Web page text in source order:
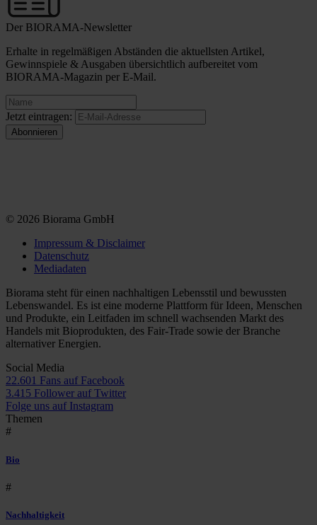
Der BIORAMA-Newsletter
Erhalte in regelmäßigen Abständen die aktuellsten Artikel,
Gewinnspiele & Ausgaben übersichtlich aufbereitet vom
BIORAMA-Magazin per E-Mail.
Jetzt eintragen:
© 2026 Biorama GmbH
Impressum & Disclaimer
Datenschutz
Mediadaten
Biorama steht für einen nachhaltigen Lebensstil und bewussten
Lebenswandel. Es ist eine moderne Plattform für Ideen, Menschen
und Produkte, ein Leitfaden im schnell wachsenden Markt des
Handels mit Bioprodukten, des Fair-Trade sowie der Branche
alternativer Energien.
Social Media
22.601 Fans auf Facebook
3.415 Follower auf Twitter
Folge uns auf Instagram
Themen
#
Bio
#
Nachhaltigkeit